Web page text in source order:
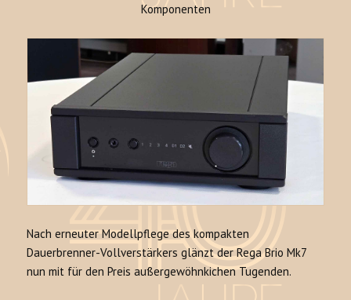
Komponenten
Nach erneuter Modellpflege des kompakten
Dauerbrenner-Vollverstärkers glänzt der Rega Brio Mk7
nun mit für den Preis außergewöhnkichen Tugenden.